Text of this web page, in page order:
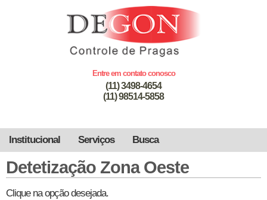
Entre em contato conosco
(11) 3498-4654
(11) 98514-5858
Institucional Serviços Busca
Detetização Zona Oeste
Clique na opção desejada.